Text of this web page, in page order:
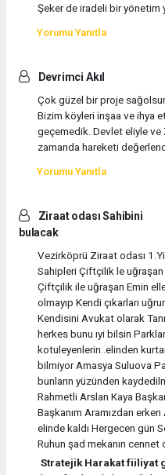
Şeker de iradeli bir yönetim
Yorumu Yanıtla
Devrimci Akıl
Çok güzel bir proje
Bizim köyleri inşaa ve ihya
geçemedik. Devlet eliyle ve
zamanda hareketi
Yorumu Yanıtla
Ziraat odası Sahibini
bulacak
Vezirköprü Ziraat odası
Sahipleri Çiftçilik le uğraşan
Çiftçilik ile uğraşan Emin
olmayıp Kendi çıkarları
Kendisini Avukat olarak
herkes bunu ıyi bilsin
kotuleyenlerin..elinden
bilmiyor Amasya Suluova
bunların yüzünden
Rahmetli Arslan Kaya
Başkanım Aramızdan
elinde kaldı Hergecen gün
Ruhun şad mekanın cennet
Stratejik Harakat fiiliyat